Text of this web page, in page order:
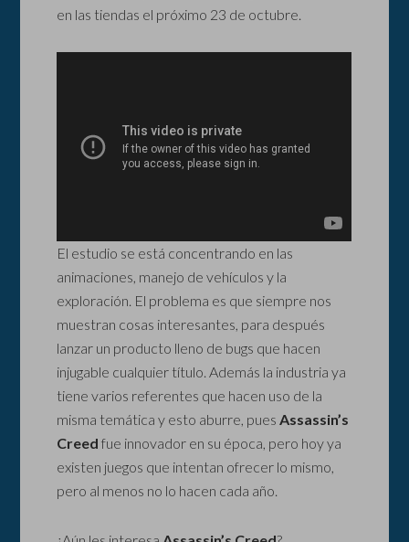
en las tiendas el próximo 23 de octubre.
El estudio se está concentrando en las
animaciones, manejo de vehículos y la
exploración. El problema es que siempre nos
muestran cosas interesantes, para después
lanzar un producto lleno de bugs que hacen
injugable cualquier título. Además la industria ya
tiene varios referentes que hacen uso de la
misma temática y esto aburre, pues Assassin’s
Creed fue innovador en su época, pero hoy ya
existen juegos que intentan ofrecer lo mismo,
pero al menos no lo hacen cada año.